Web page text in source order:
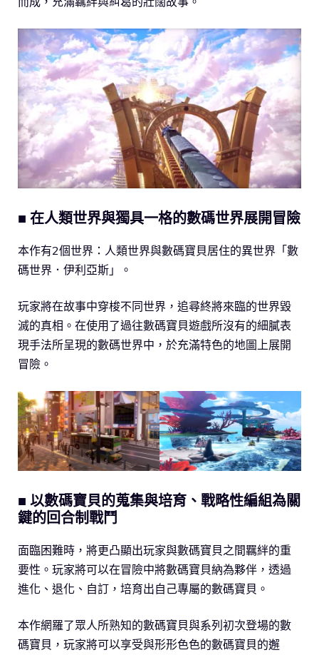
■ 在人類世界與獨具一格的數碼世界展開冒險
本作有2個世界：人類世界與數碼寶貝居住的異世界「數
碼世界．伊利亞斯」。
玩家將在故事中穿梭不同世界，追尋終將來臨的世界毀
滅的真相。在使用了過往數碼寶貝遊戲所沒有的細膩表
現手法所呈現的數碼世界中，於充滿特色的地圖上展開
冒險。
■ 以數碼寶貝的蒐集與培育、戰略性編組為關
鍵的回合制戰鬥
面臨困難時，將更凸顯出玩家與數碼寶貝之間羈絆的重
要性。玩家將可以在冒險中將數碼寶貝納為夥伴，透過
進化、退化、自訂，培育出自己專屬的數碼寶貝。
本作網羅了眾人所熟知的數碼寶貝與系列初次登場的數
碼寶貝，玩家將可以享受與形形色色的數碼寶貝的邂